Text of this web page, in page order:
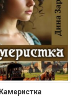
Камеристка